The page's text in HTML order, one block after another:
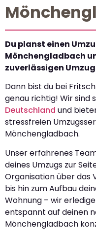
Du planst einen
Mönchengladbach
zuverlässigen
Dann bist du bei
genau richtig! Wir sind
Deutschland und
stressfreien
Mönchengladbach.
Unser erfahrenes
deines Umzugs zur
Organisation über das
bis hin zum Aufbau
Wohnung – wir
entspannt auf deinen
Mönchengladbach